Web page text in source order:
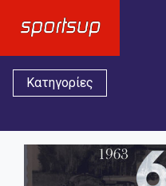
Κατηγορίες